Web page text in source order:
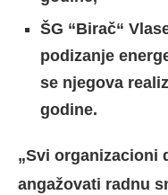
ŠG “Birač“
podizanje
se njegova
godine.
„Svi organizacioni
angažovati radnu